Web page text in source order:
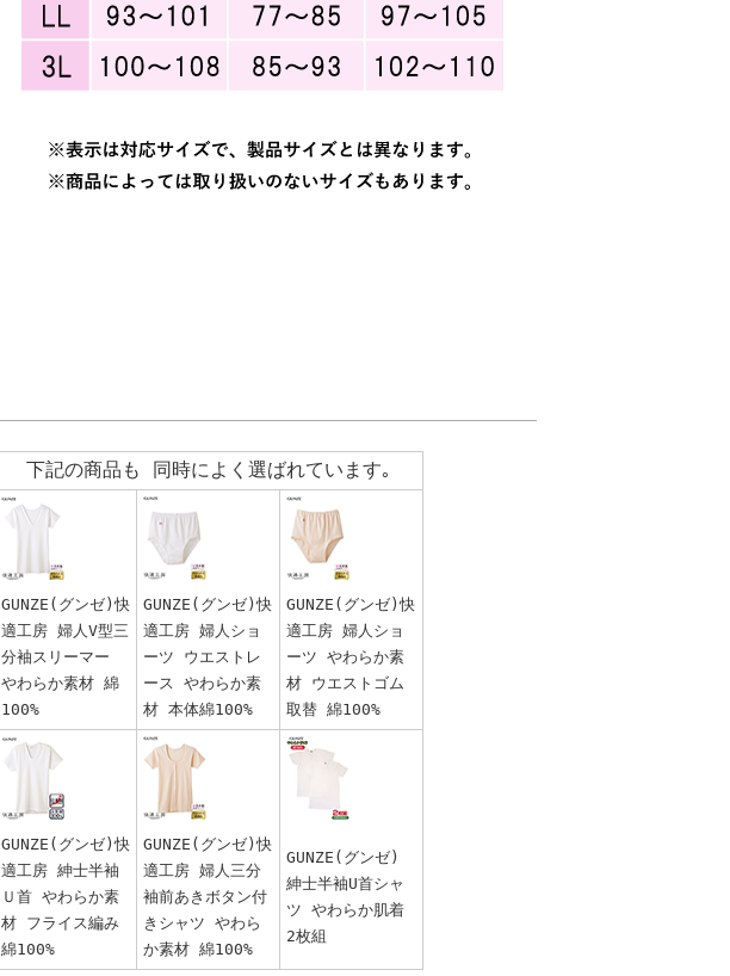
下記の商品も 同時によく選ばれています｡
GUNZE(グンゼ)快
適工房 婦人V型三
分袖スリーマー
やわらか素材 綿
100%
GUNZE(グンゼ)快
適工房 婦人ショ
ーツ ウエストレ
ース やわらか素
材 本体綿100%
GUNZE(グンゼ)快
適工房 婦人ショ
ーツ やわらか素
材 ウエストゴム
取替 綿100%
GUNZE(グンゼ)快
適工房 紳士半袖
Ｕ首 やわらか素
材 フライス編み
綿100%
GUNZE(グンゼ)快
適工房 婦人三分
袖前あきボタン付
きシャツ やわら
か素材 綿100%
GUNZE(グンゼ)
紳士半袖U首シャ
ツ やわらか肌着
2枚組